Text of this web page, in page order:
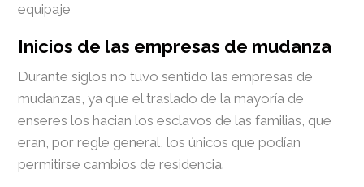
equipaje
Inicios de las empresas de mudanza
Durante siglos no tuvo sentido las empresas de
mudanzas, ya que el traslado de la mayoría de
enseres los hacian los esclavos de las familias, que
eran, por regle general, los únicos que podían
permitirse cambios de residencia.